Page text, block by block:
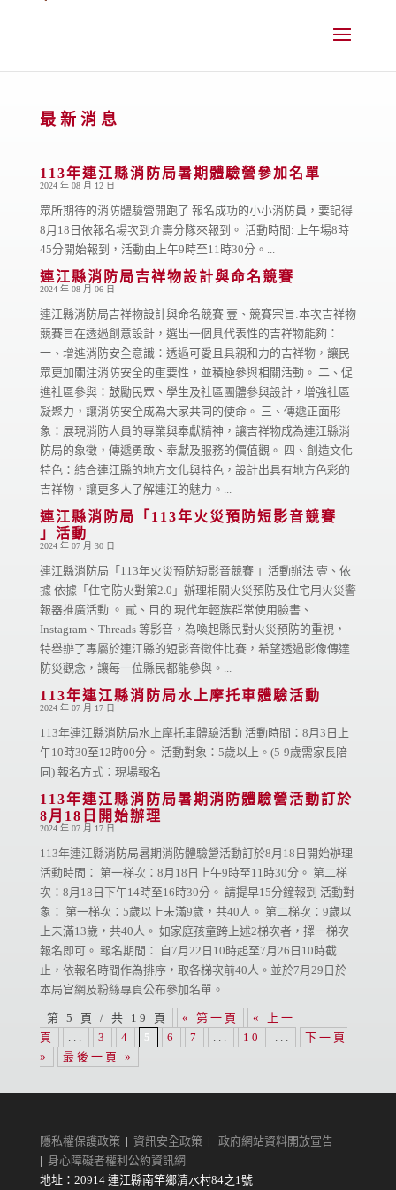
最新消息
113年連江縣消防局暑期體驗營參加名單
2024 年 08 月 12 日
眾所期待的消防體驗營開跑了 報名成功的小小消防員，要記得
8月18日依報名場次到介壽分隊來報到。 活動時間: 上午場8時
45分開始報到，活動由上午9時至11時30分。...
連江縣消防局吉祥物設計與命名競賽
2024 年 08 月 06 日
連江縣消防局吉祥物設計與命名競賽 壹、競賽宗旨:本次吉祥物
競賽旨在透過創意設計，選出一個具代表性的吉祥物能夠：
一、增進消防安全意識：透過可愛且具親和力的吉祥物，讓民
眾更加關注消防安全的重要性，並積極參與相關活動。 二、促
進社區參與：鼓勵民眾、學生及社區團體參與設計，增強社區
凝聚力，讓消防安全成為大家共同的使命。 三、傳遞正面形
象：展現消防人員的專業與奉獻精神，讓吉祥物成為連江縣消
防局的象徵，傳遞勇敢、奉獻及服務的價值觀。 四、創造文化
特色：結合連江縣的地方文化與特色，設計出具有地方色彩的
吉祥物，讓更多人了解連江的魅力。...
連江縣消防局「113年火災預防短影音競賽
」活動
2024 年 07 月 30 日
連江縣消防局「113年火災預防短影音競賽 」活動辦法 壹、依
據 依據「住宅防火對策2.0」辦理相關火災預防及住宅用火災警
報器推廣活動 。 貳、目的 現代年輕族群常使用臉書、
Instagram、Threads 等影音，為喚起縣民對火災預防的重視，
特舉辦了專屬於連江縣的短影音徵件比賽，希望透過影像傳達
防災觀念，讓每一位縣民都能參與。...
113年連江縣消防局水上摩托車體驗活動
2024 年 07 月 17 日
113年連江縣消防局水上摩托車體驗活動 活動時間：8月3日上
午10時30至12時00分。 活動對象：5歲以上。(5-9歲需家長陪
同) 報名方式：現場報名
113年連江縣消防局暑期消防體驗營活動訂於
8月18日開始辦理
2024 年 07 月 17 日
113年連江縣消防局暑期消防體驗營活動訂於8月18日開始辦理
活動時間： 第一梯次：8月18日上午9時至11時30分。 第二梯
次：8月18日下午14時至16時30分。 請提早15分鐘報到 活動對
象： 第一梯次：5歲以上未滿9歲，共40人。 第二梯次：9歲以
上未滿13歲，共40人。 如家庭孩童跨上述2梯次者，擇一梯次
報名即可。 報名期間： 自7月22日10時起至7月26日10時截
止，依報名時間作為排序，取各梯次前40人。並於7月29日於
本局官網及粉絲專頁公布參加名單。...
第 5 頁 / 共 19 頁 « 第一頁
« 上一
頁
... 3 4 5 6 7 ... 10 ...
下一頁
»
最後一頁 »
隱私權保護政策| 資訊安全政策|
政府網站資料開放宣告
| 身心障礙者權利公約資訊網
地址：20914 連江縣南竿鄉清水村84之1號